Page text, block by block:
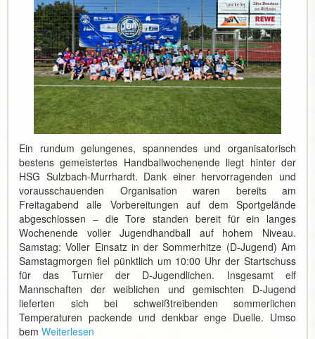
Ein rundum gelungenes, spannendes und organisatorisch
bestens gemeistertes Handballwochenende liegt hinter der
HSG Sulzbach-Murrhardt. Dank einer hervorragenden und
vorausschauenden Organisation waren bereits am
Freitagabend alle Vorbereitungen auf dem Sportgelände
abgeschlossen – die Tore standen bereit für ein langes
Wochenende voller Jugendhandball auf hohem Niveau.
Samstag: Voller Einsatz in der Sommerhitze (D-Jugend) Am
Samstagmorgen fiel pünktlich um 10:00 Uhr der Startschuss
für das Turnier der D-Jugendlichen. Insgesamt elf
Mannschaften der weiblichen und gemischten D-Jugend
lieferten sich bei schweißtreibenden sommerlichen
Temperaturen packende und denkbar enge Duelle. Umso
bem Weiterlesen